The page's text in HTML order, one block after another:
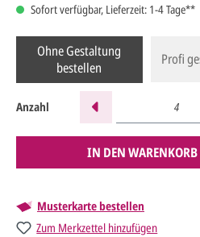
Sofort verfügbar, Lieferzeit: 1-4 Tage**
Ohne Gestaltung
bestellen
Profi
Anzahl
IN DEN WARENKORB
Musterkarte bestellen
Zum Merkzettel hinzufügen